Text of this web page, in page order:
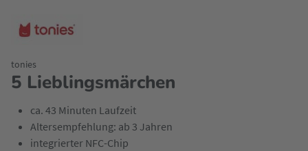
5 Lieblingsmärchen
tonies
ca. 43 Minuten Laufzeit
Altersempfehlung: ab 3 Jahren
integrierter NFC-Chip